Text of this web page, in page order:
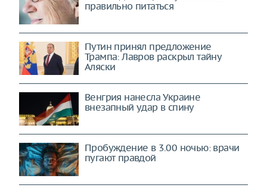
правильно питаться
Путин принял предложение
Трампа: Лавров раскрыл тайну
Аляски
Венгрия нанесла Украине
внезапный удар в спину
Пробуждение в 3.00 ночью: врачи
пугают правдой